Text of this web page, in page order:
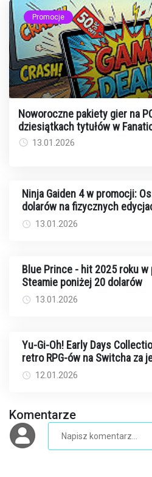
Promocje
Noworoczne pakiety gier na
dziesiątkach tytułów w
13.01.2026
Ninja Gaiden 4 w promocji:
dolarów na fizycznych
13.01.2026
Blue Prince - hit 2025 roku
Steamie poniżej 20 dolarów
13.01.2026
Yu-Gi-Oh! Early Days
retro RPG-ów na Switcha za
12.01.2026
Komentarze